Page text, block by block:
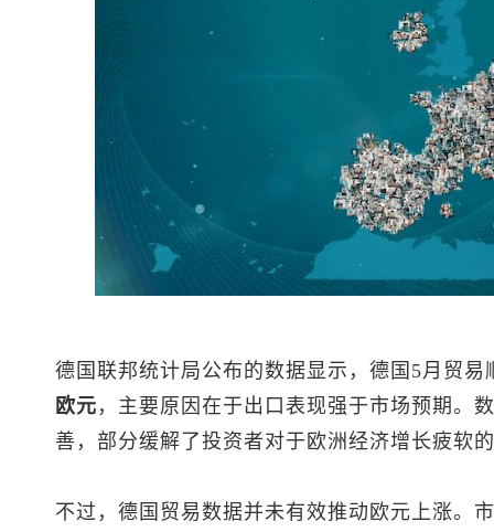
德国联邦统计局公布的数据显示，德国5月贸易
欧元 ，主要原因在于出口表现强于市场预期。
善，部分缓解了投资者对于欧洲经济增长疲软
不过，德国贸易数据并未有效推动欧元上涨。